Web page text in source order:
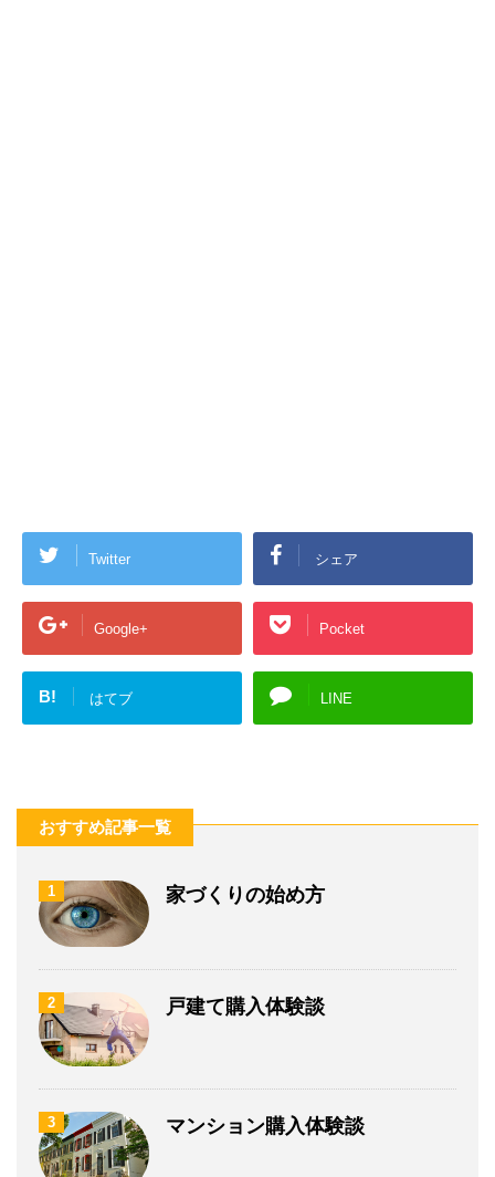
Twitter シェア
Google+ Pocket
B! はてブ LINE
おすすめ記事一覧
1 家づくりの始め方
2 戸建て購入体験談
3 マンション購入体験談